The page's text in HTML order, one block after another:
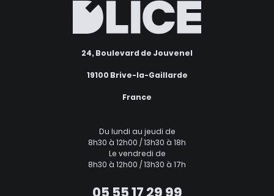
24, Boulevard de Jouvenel
19100 Brive-la-Gaillarde
France
Du lundi au jeudi de
8h30 à 12h00 / 13h30 à 18h
Le vendredi de
8h30 à 12h00 / 13h30 à 17h